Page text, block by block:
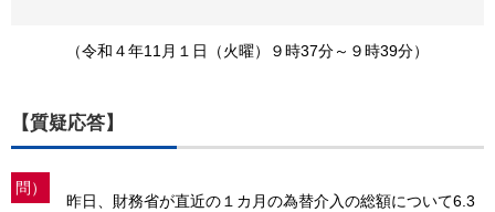
（令和４年11月１日（火曜）９時37分～９時39分）
【質疑応答】
問）
昨日、財務省が直近の１カ月の為替介入の総額について6.3